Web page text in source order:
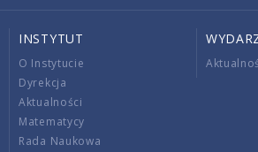
INSTYTUT
O Instytucie
Dyrekcja
Aktualności
Matematycy
Rada Naukowa